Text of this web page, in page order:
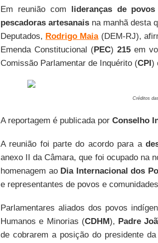
Em reunião com lideranças de povos
pescadoras artesanaisna manhã desta
Deputados, Rodrigo Maia(DEM-RJ),
Emenda Constitucional (PEC)215 em
Comissão Parlamentar de Inquérito (CPI)
Créditos
A reportagem é publicada por Conselho
A reunião foi parte do acordo para a
anexo II da Câmara, que foi ocupado na
homenagem ao Dia Internacional dos
e representantes de povos e
Parlamentares aliados dos povos
Humanos e Minorias (CDHM), Padre
de cobrarem a posição do presidente